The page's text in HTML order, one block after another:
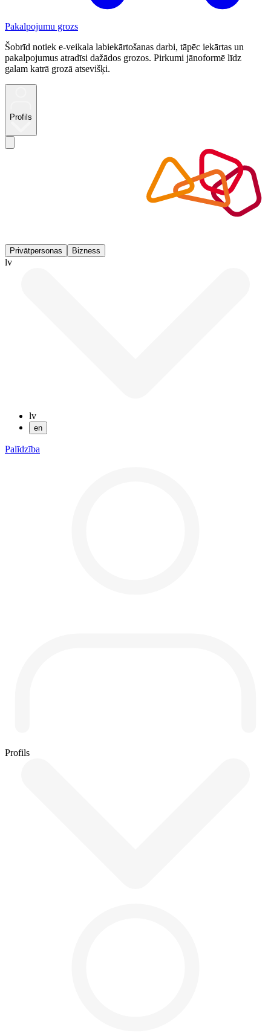
Pakalpojumu grozs
Šobrīd notiek e-veikala labiekārtošanas darbi, tāpēc iekārtas un
pakalpojumus atradīsi dažādos grozos. Pirkumi jānoformē līdz
galam katrā grozā atsevišķi.
Profils
Privātpersonas Bizness
lv
lv
en
Palīdzība
Profils